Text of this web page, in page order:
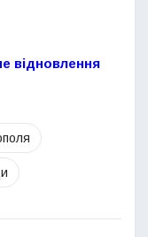
відновлення